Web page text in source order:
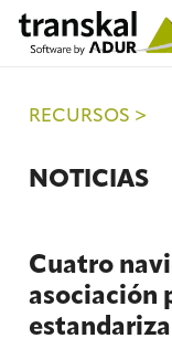
RECURSOS >
NOTICIAS
Cuatro
asociación